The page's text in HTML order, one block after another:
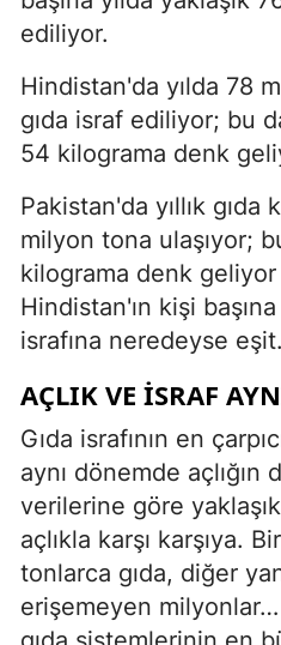
ediliyor.
Hindistan'da yılda 78
gıda israf ediliyor; bu
54 kilograma denk
Pakistan'da yıllık gıda
milyon tona ulaşıyor;
kilograma denk
Hindistan'ın kişi
israfına neredeyse eşit.
AÇLIK VE ISRAF
Gıda israfının en
aynı dönemde açlığın
verilerine göre
açlıkla karşı karşıya.
tonlarca gıda, diğer
erişemeyen